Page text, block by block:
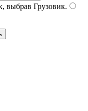
выбрав Грузовик.